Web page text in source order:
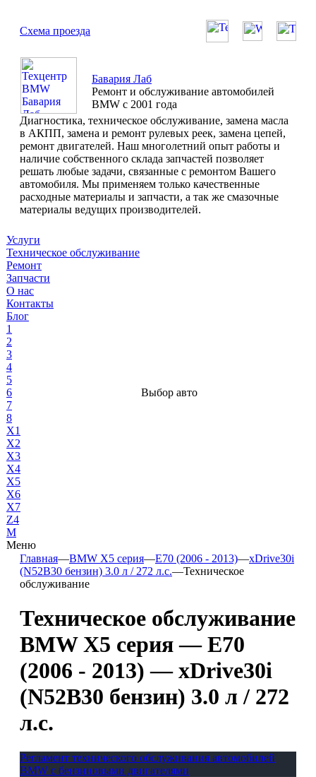
Схема проезда
Бавария Лаб
Ремонт и обслуживание автомобилей
BMW с 2001 года
Диагностика, техническое обслуживание, замена масла
в АКПП, замена и ремонт рулевых реек, замена цепей,
ремонт двигателей. Наш многолетний опыт работы и
наличие собственного склада запчастей позволяет
решать любые задачи, связанные с ремонтом Вашего
автомобиля. Мы применяем только качественные
расходные материалы и запчасти, а так же смазочные
материалы ведущих производителей.
Услуги
Техническое обслуживание
Ремонт
Запчасти
О нас
Контакты
Блог
1
2
3
4
5
6
7
8
X1
X2
X3
X4
X5
X6
X7
Z4
М
Меню
Выбор авто
Главная—BMW X5 серия—E70 (2006 - 2013)—xDrive30i
(N52B30 бензин) 3.0 л / 272 л.с.—Техническое
обслуживание
Техническое обслуживание
BMW X5 серия — E70
(2006 - 2013) — xDrive30i
(N52B30 бензин) 3.0 л / 272
л.с.
Регламент технического обслуживания автомобилей
BMW с бензиновыми двигателями